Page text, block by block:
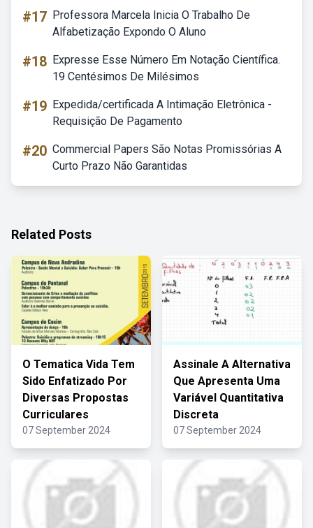
#17 Professora Marcela Inicia O Trabalho De
Alfabetização Expondo O Aluno
#18 Expresse Esse Número Em Notação Científica.
19 Centésimos De Milésimos
#19 Expedida/certificada A Intimação Eletrônica -
Requisição De Pagamento
#20 Commercial Papers São Notas Promissórias A
Curto Prazo Não Garantidas
Related Posts
O Tematica Vida Tem
Sido Enfatizado Por
Diversas Propostas
Curriculares
07 September 2024
Assinale A Alternativa
Que Apresenta Uma
Variável Quantitativa
Discreta
07 September 2024